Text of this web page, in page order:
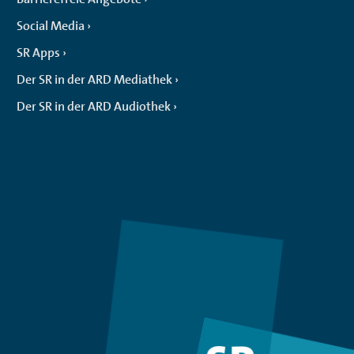
Social Media
SR Apps
Der SR in der ARD Mediathek
Der SR in der ARD Audiothek